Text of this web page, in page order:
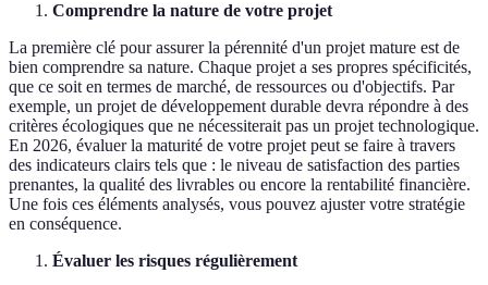
Comprendre la nature de votre projet
La première clé pour assurer la pérennité d'un projet mature est de
bien comprendre sa nature. Chaque projet a ses propres spécificités,
que ce soit en termes de marché, de ressources ou d'objectifs. Par
exemple, un projet de développement durable devra répondre à des
critères écologiques que ne nécessiterait pas un projet technologique.
En 2026, évaluer la maturité de votre projet peut se faire à travers
des indicateurs clairs tels que : le niveau de satisfaction des parties
prenantes, la qualité des livrables ou encore la rentabilité financière.
Une fois ces éléments analysés, vous pouvez ajuster votre stratégie
en conséquence.
Évaluer les risques régulièrement